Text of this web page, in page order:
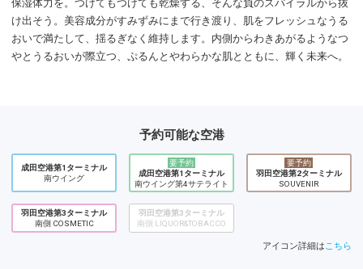
保湿体力を。つけてもつけても乾燥する、そんな負のスパイラルから抜
け出そう。美容成分がすみずみにまで行き渡り、肌をフレッシュなうる
おいで満たして、揺るぎなく維持します。内側からわきあがるようなつ
やとうるおいが際立つ、ぷるんとやわらかな肌とともに、輝く未来へ。
予約可能な空港
成田空港第1ターミナル
南ウイング
要予約
成田空港第1ターミナル
南ウイング第4サテライト
要予約
羽田空港第2ターミナル
SOUVENIR
羽田空港第3ターミナル
南側 COSMETIC
羽田空港第3ターミナル
南側 LIQUOR&TOBACCO
アイコン詳細はこちら